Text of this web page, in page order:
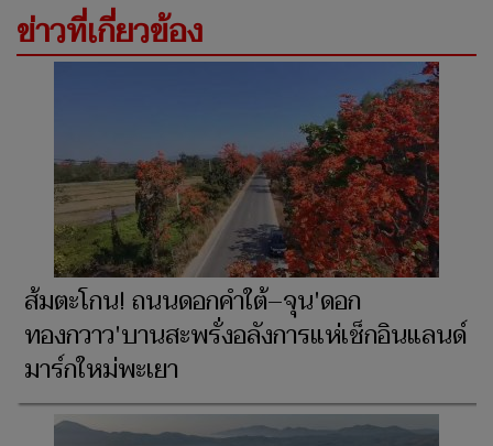
ข่าวที่เกี่ยวข้อง
ส้มตะโกน! ถนนดอกคำใต้–จุน'ดอก
ทองกวาว'บานสะพรั่งอลังการแห่เช็กอินแลนด์
มาร์กใหม่พะเยา